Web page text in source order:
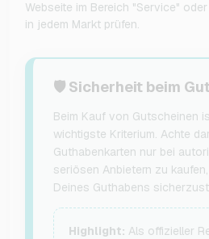
Webseite im Bereich "Service"
in jedem Markt prüfen.
🛡️ Sicherheit beim
Beim Kauf von Gutscheinen
wichtigste Kriterium. Achte
Guthabenkarten nur bei
seriösen Anbietern zu
Deines Guthabens
Highlight: Als offizieller